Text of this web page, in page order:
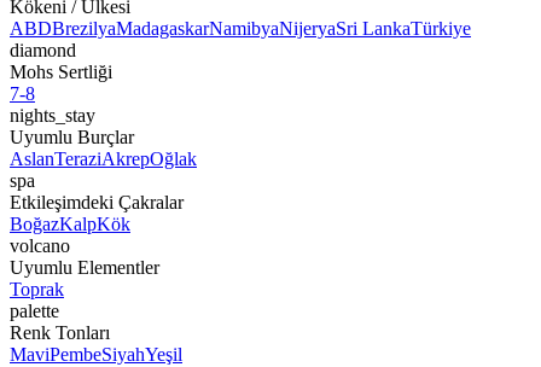
Kökeni / Ülkesi
ABDBrezilyaMadagaskarNamibyaNijeryaSri LankaTürkiye
diamond
Mohs Sertliği
7-8
nights_stay
Uyumlu Burçlar
AslanTeraziAkrepOğlak
spa
Etkileşimdeki Çakralar
BoğazKalpKök
volcano
Uyumlu Elementler
Toprak
palette
Renk Tonları
MaviPembeSiyahYeşil